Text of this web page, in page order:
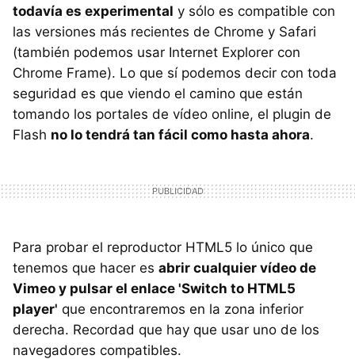
todavía es experimental y sólo es compatible con
las versiones más recientes de Chrome y Safari
(también podemos usar Internet Explorer con
Chrome Frame). Lo que sí podemos decir con toda
seguridad es que viendo el camino que están
tomando los portales de vídeo online, el plugin de
Flash no lo tendrá tan fácil como hasta ahora.
Para probar el reproductor HTML5 lo único que
tenemos que hacer es abrir cualquier vídeo de
Vimeo y pulsar el enlace 'Switch to HTML5
player' que encontraremos en la zona inferior
derecha. Recordad que hay que usar uno de los
navegadores compatibles.